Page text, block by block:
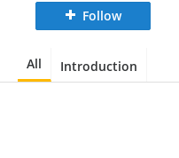
Follow
All Introduction